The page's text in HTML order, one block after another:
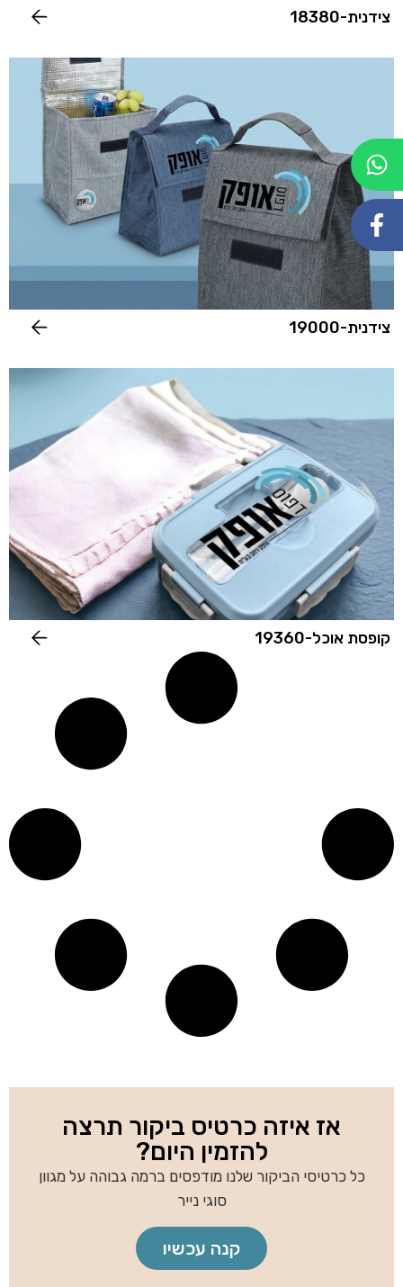
צידנית-18380
צידנית-19000
קופסת אוכל-19360
אז איזה כרטיס ביקור תרצה
להזמין היום?
כל כרטיסי הביקור שלנו מודפסים ברמה גבוהה על מגוון
סוגי נייר
קנה עכשיו